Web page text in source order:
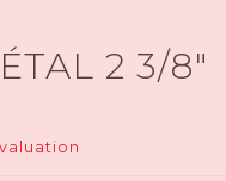
2 3/8"